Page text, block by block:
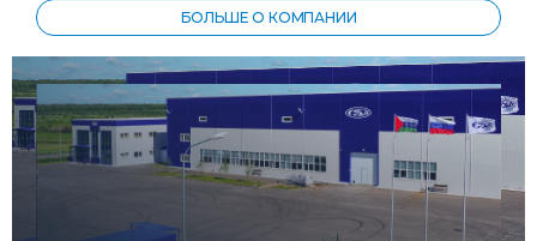
БОЛЬШЕ О КОМПАНИИ